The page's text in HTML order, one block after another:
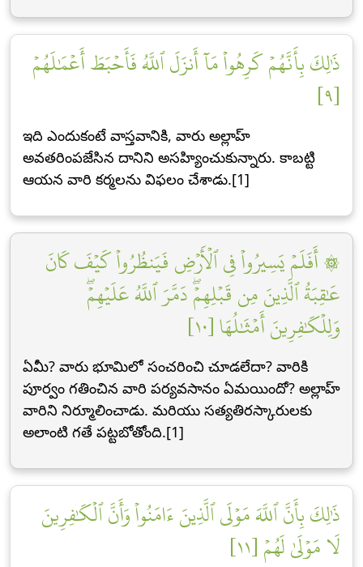
ذَٰلِكَ بِأَنَّهُمۡ كَرِهُواْ مَآ أَنزَلَ ٱللَّهُ فَأَحۡبَطَ أَعۡمَٰلَهُمۡ
[٩]
ఇది ఎందుకంటే వాస్తవానికి, వారు అల్లాహ్
అవతరింపజేసిన దానిని అసహ్యించుకున్నారు. కాబట్టి
ఆయన వారి కర్మలను విఫలం చేశాడు.[1]
۞ أَفَلَمۡ يَسِيرُواْ فِي ٱلۡأَرۡضِ فَيَنظُرُواْ كَيۡفَ كَانَ
عَٰقِبَةُ ٱلَّذِينَ مِن قَبۡلِهِمۡۖ دَمَّرَ ٱللَّهُ عَلَيۡهِمۡۖ
وَلِلۡكَٰفِرِينَ أَمۡثَٰلُهَا [١٠]
ఏమీ? వారు భూమిలో సంచరించి చూడలేదా? వారికి
పూర్వం గతించిన వారి పర్యవసానం ఏమయిందో? అల్లాహ్
వారిని నిర్మూలించాడు. మరియు సత్యతిరస్కారులకు
అలాంటి గతే పట్టబోతోంది.[1]
ذَٰلِكَ بِأَنَّ ٱللَّهَ مَوۡلَى ٱلَّذِينَ ءَامَنُواْ وَأَنَّ ٱلۡكَٰفِرِينَ
لَا مَوۡلَىٰ لَهُمۡ [١١]